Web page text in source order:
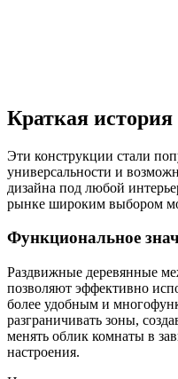
Краткая
Эти конструкции стали
универсальности и
дизайна под любой
рынке широким выбором
Функциональное
Раздвижные деревянные
позволяют эффективно
более удобным и
разграничивать зоны,
менять облик комнаты в
настроения.